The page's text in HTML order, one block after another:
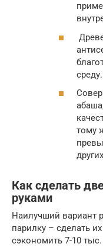
среду.
тому
Как сделать
руками
Наилучший вариант
парилку – сделать
сэкономить 7-10